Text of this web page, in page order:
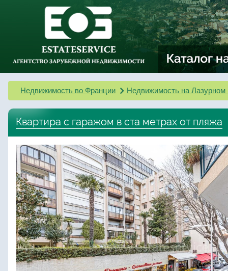
Недвижимость во Франции Недвижимость на Лазурном
Квартира с гаражом в ста метрах от пляжа